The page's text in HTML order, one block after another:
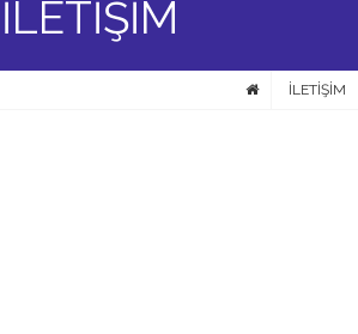
İLETİŞİM
İLETİŞİM